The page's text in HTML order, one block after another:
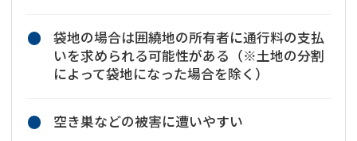
袋地の場合は囲繞地の所有者に通行料の支払
いを求められる可能性がある（※土地の分割
によって袋地になった場合を除く）
空き巣などの被害に遭いやすい